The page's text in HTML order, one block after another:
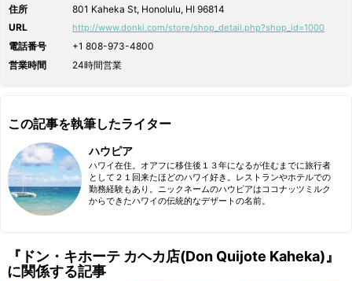
住所
801 Kaheka St, Honolulu, HI 96814
URL
http://www.donki.com/store/shop_detail.php?shop_id=1000
電話番号
+1 808-973-4800
営業時間
24時間営業
この記事を執筆したライター
ハウピア
ハワイ在住。オアフに移住後１３年になるが住むまでに旅行者
として２１回来たほどのハワイ好き。レストランやホテルでの
勤務経験もあり。ニックネームのハウピアはココナッツミルク
からできたハワイの伝統的なデザートの名前。
『ドン・キホーテ カヘカ店(Don Quijote Kaheka)』
に関係する記事